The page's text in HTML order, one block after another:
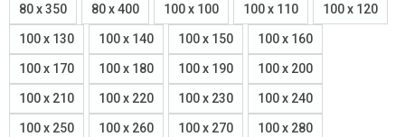
80 x 350 80 x 400 100 x 100 100 x 110 100 x 120
100 x 130 100 x 140 100 x 150 100 x 160
100 x 170 100 x 180 100 x 190 100 x 200
100 x 210 100 x 220 100 x 230 100 x 240
100 x 250 100 x 260 100 x 270 100 x 280